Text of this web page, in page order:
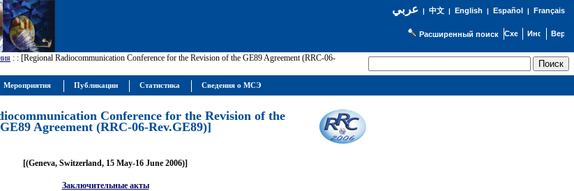
عربي| 中文| English | Español | Français
Расширенный поиск
: : [Regional Radiocommunication Conference for the Revision of the GE89 Agreement (RRC-06-
Conference for the Revision of the
GE89 Agreement (RRC-06-Rev.GE89)]
[(Geneva, Switzerland, 15 May-16 June 2006)]
Заключительные акты
Мероприятия Публикации Статистика Сведения о МСЭ